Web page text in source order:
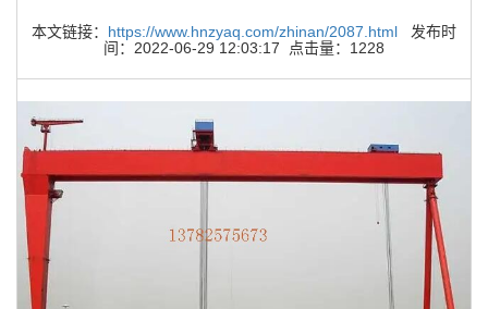
本文链接： https://www.hnzyaq.com/zhinan/2087.html 发布时
间：2022-06-29 12:03:17 点击量：1228